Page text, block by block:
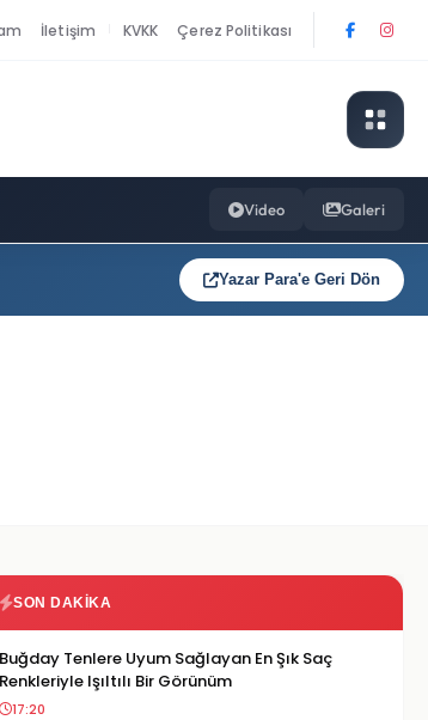
İletişim KVKK Çerez Politikası
Video Galeri
Yazar Para'e Geri Dön
SON DAKIKA
Buğday Tenlere Uyum Sağlayan En Şık Saç
Renkleriyle Işıltılı Bir Görünüm
17:20